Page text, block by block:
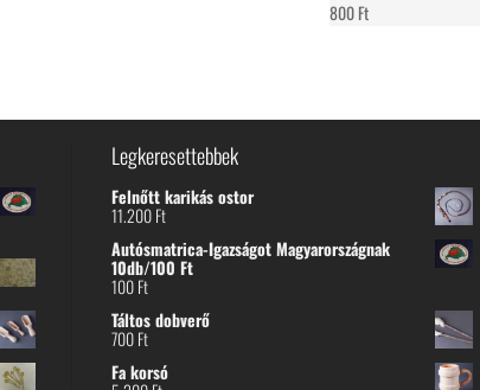
800Ft
Legkeresettebbek
Felnőtt karikás ostor
11.200Ft
Autósmatrica-Igazságot Magyarországnak
10db/100 Ft
100Ft
Táltos dobverő
700Ft
Fa korsó